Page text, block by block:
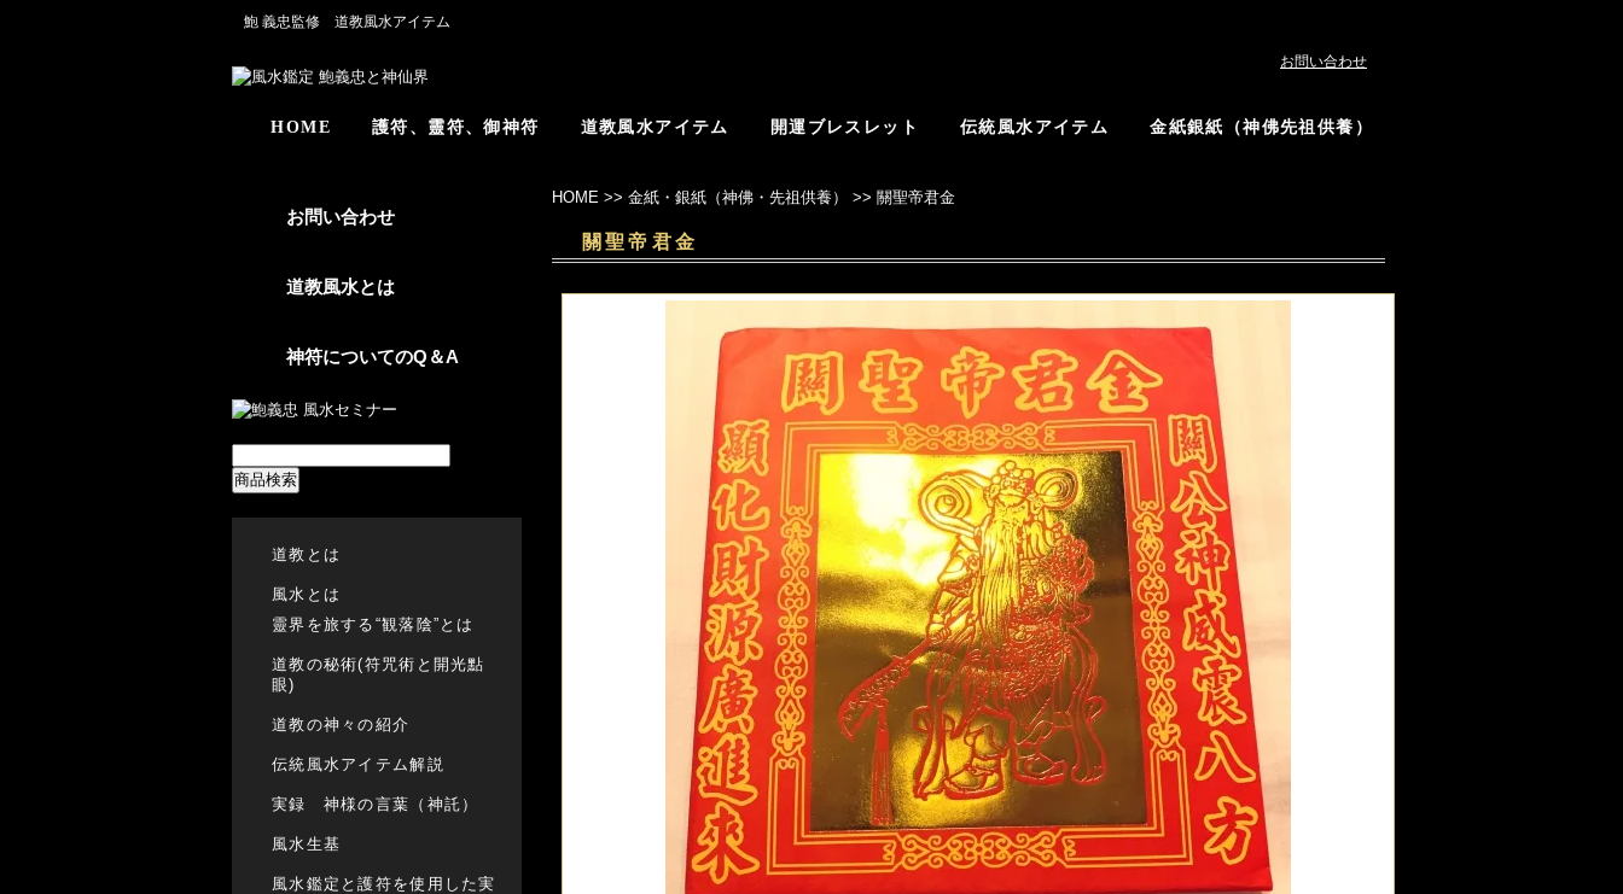
鮑 義忠監修 道教風水アイテム
お問い合わせ
HOME 護符、靈符、御神符 道教風水アイテム 開運ブレスレット 伝統風水アイテム 金紙銀紙（神佛先祖供養）
HOME >> 金紙・銀紙（神佛・先祖供養） >> 關聖帝君金
關聖帝君金
お問い合わせ
道教風水とは
神符についてのQ＆A
商品検索
道教とは
風水とは
靈界を旅する“観落陰”とは
道教の秘術(符咒術と開光點
眼)
道教の神々の紹介
伝統風水アイテム解説
実録 神様の言葉（神託）
風水生基
風水鑑定と護符を使用した実